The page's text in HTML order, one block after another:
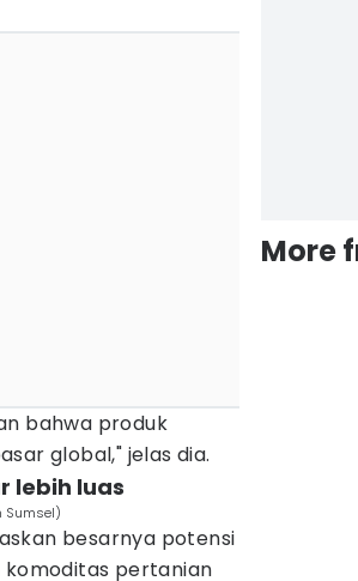
bahwa produk
global," jelas dia.
lebih luas
Sumsel)
besarnya potensi
komoditas pertanian
More